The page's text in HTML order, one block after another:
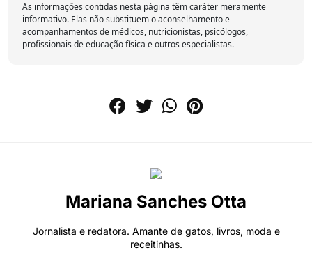
As informações contidas nesta página têm caráter meramente
informativo. Elas não substituem o aconselhamento e
acompanhamentos de médicos, nutricionistas, psicólogos,
profissionais de educação física e outros especialistas.
Mariana Sanches Otta
Jornalista e redatora. Amante de gatos, livros, moda e
receitinhas.